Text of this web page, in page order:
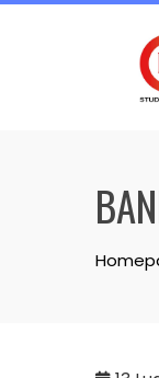
Skip